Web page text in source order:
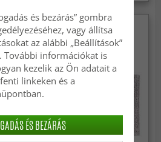
és bezárás” gombra
vagy állítsa
az alábbi „Beállítások”
További információkat is
kezelik az Ön adatait a
linkeken és a
ÉS BEZÁRÁS